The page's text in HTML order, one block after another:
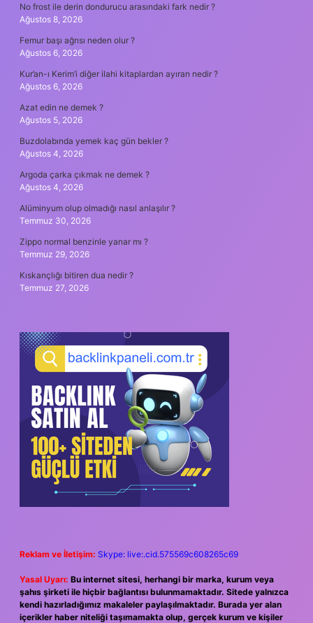
No frost ile derin dondurucu arasındaki fark nedir ?
Ağustos 8, 2026
Femur başı ağrısı neden olur ?
Ağustos 6, 2026
Kur’an-ı Kerim’i diğer ilahi kitaplardan ayıran nedir ?
Ağustos 6, 2026
Azat edin ne demek ?
Ağustos 5, 2026
Buzdolabında yemek kaç gün bekler ?
Ağustos 4, 2026
Argoda çarka çıkmak ne demek ?
Ağustos 4, 2026
Alüminyum olup olmadığı nasıl anlaşılır ?
Temmuz 30, 2026
Zippo normal benzinle yanar mı ?
Temmuz 29, 2026
Kıskançlığı bitiren dua nedir ?
Temmuz 27, 2026
Reklam ve İletişim: Skype: live:.cid.575569c608265c69
Yasal Uyarı: Bu internet sitesi, herhangi bir marka, kurum veya
şahıs şirketi ile hiçbir bağlantısı bulunmamaktadır. Sitede yalnızca
kendi hazırladığımız makaleler paylaşılmaktadır. Burada yer alan
içerikler haber niteliği taşımamakta olup, gerçek kurum ve kişiler